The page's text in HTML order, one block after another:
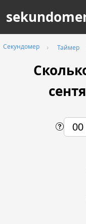
Секундомер Таймер